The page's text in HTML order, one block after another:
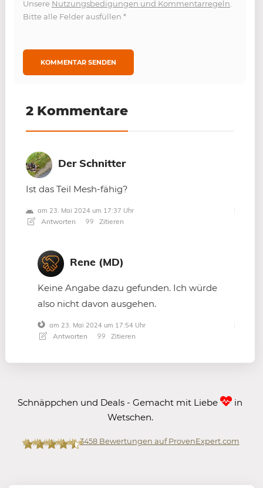
Unsere Nutzungsbedigungen und Kommentarregeln
Bitte alle Felder ausfüllen *
2 Kommentare
Der Schnitter
Ist das Teil Mesh-fähig?
am 23. Mai 2024 um 17:37 Uhr
Antworten Zitieren
Rene (MD)
Keine Angabe dazu gefunden. Ich würde
also nicht davon ausgehen.
am 23. Mai 2024 um 17:54 Uhr
Antworten Zitieren
Schnäppchen und Deals - Gemacht mit Liebe
in
Wetschen.
3458Bewertungen auf ProvenExpert.com